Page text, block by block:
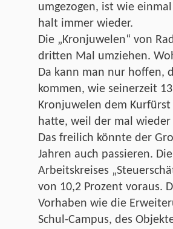
umgezogen, ist wie
halt immer wieder.
Die „Kronjuwelen“ von
dritten Mal umziehen.
Da kann man nur hoffen,
kommen, wie seinerzeit
Kronjuwelen dem
hatte, weil der mal wieder
Das freilich könnte der
Jahren auch passieren.
Arbeitskreises
von 10,2 Prozent voraus.
Vorhaben wie die
Schul-Campus, des